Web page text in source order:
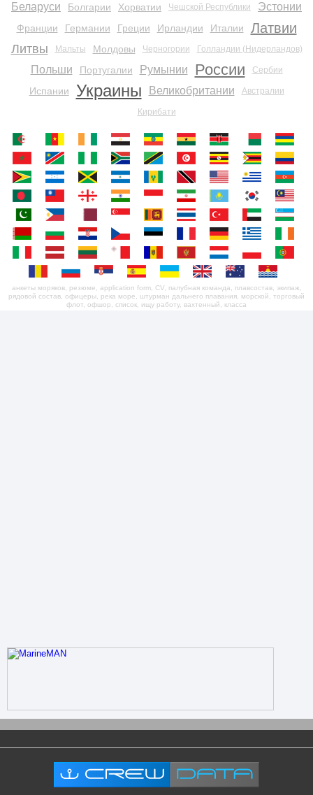
Беларуси Болгарии Хорватии Чешской Республики Эстонии
Франции Германии Греции Ирландии Италии Латвии
Литвы Мальты Молдовы Черногории Голландии (Нидерландов)
Польши Португалии Румынии России Сербии
Испании Украины Великобритании Австралии
Кирибати
анкеты моряков, резюме, application form, CV, палубная команда, плавсостав, экипаж,
рядовой состав, офицеры, река море, штурман дальнего плавания, морской, торговый
флот, офшор, список, ищу работу, вахтенный, класса